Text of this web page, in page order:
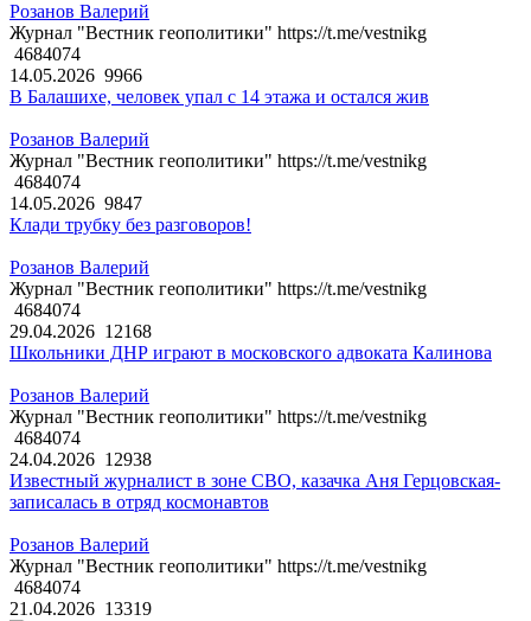
Розанов Валерий
Журнал "Вестник геополитики" https://t.me/vestnikg
4684074
14.05.2026 9966
В Балашихе, человек упал с 14 этажа и остался жив
Розанов Валерий
Журнал "Вестник геополитики" https://t.me/vestnikg
4684074
14.05.2026 9847
Клади трубку без разговоров!
Розанов Валерий
Журнал "Вестник геополитики" https://t.me/vestnikg
4684074
29.04.2026 12168
Школьники ДНР играют в московского адвоката Калинова
Розанов Валерий
Журнал "Вестник геополитики" https://t.me/vestnikg
4684074
24.04.2026 12938
Известный журналист в зоне СВО, казачка Аня Герцовская-
записалась в отряд космонавтов
Розанов Валерий
Журнал "Вестник геополитики" https://t.me/vestnikg
4684074
21.04.2026 13319